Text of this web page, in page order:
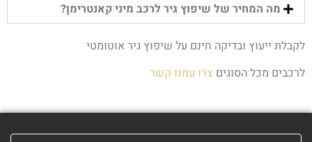
מה המחיר של שיפוץ גיר לרכב מיני קאנטרימן?
לקבלת ייעוץ ובדיקה חינם על שיפוץ גיר אוטומטי
לרכבים מכל הסוגים צרו עמנו קשר